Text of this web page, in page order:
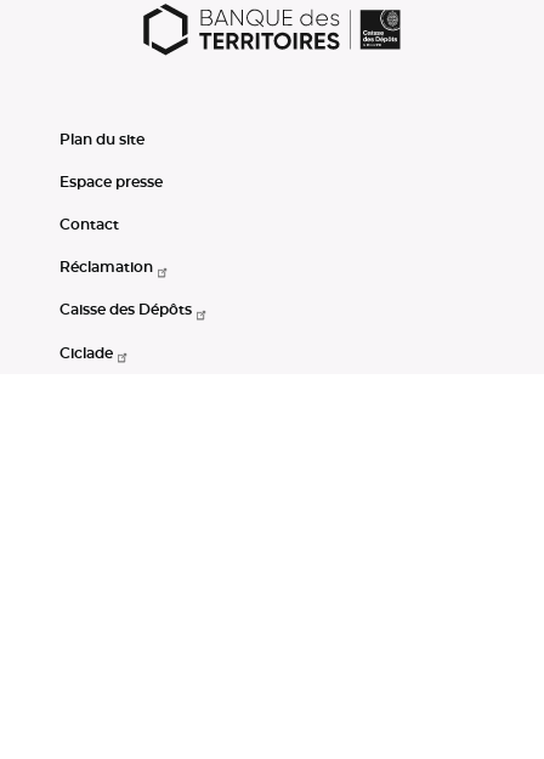
Plan du site
Espace presse
Contact
Réclamation
Caisse des Dépôts
Ciclade